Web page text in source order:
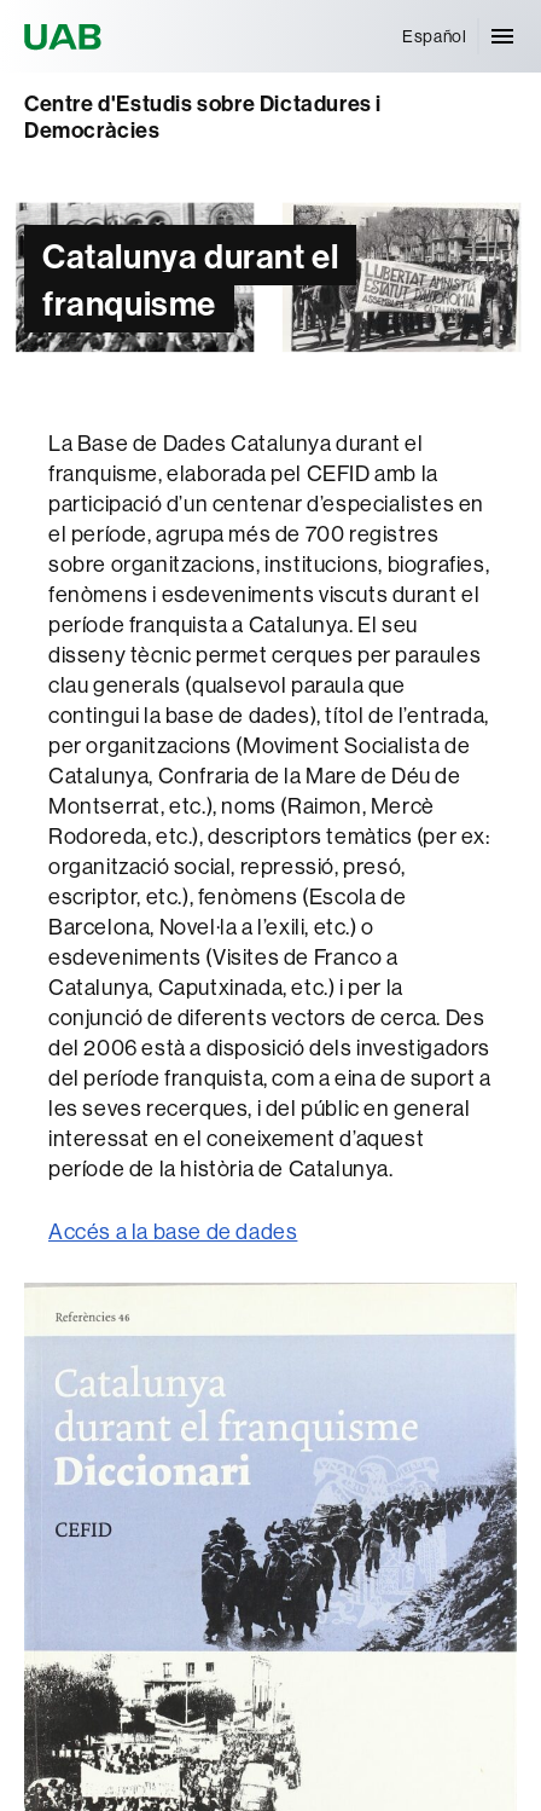
Español
Centre d'Estudis sobre Dictadures i
Democràcies
Catalunya durant el
franquisme
La Base de Dades Catalunya durant el
franquisme, elaborada pel CEFID amb la
participació d’un centenar d’especialistes en
el període, agrupa més de 700 registres
sobre organitzacions, institucions, biografies,
fenòmens i esdeveniments viscuts durant el
període franquista a Catalunya. El seu
disseny tècnic permet cerques per paraules
clau generals (qualsevol paraula que
contingui la base de dades), títol de l’entrada,
per organitzacions (Moviment Socialista de
Catalunya, Confraria de la Mare de Déu de
Montserrat, etc.), noms (Raimon, Mercè
Rodoreda, etc.), descriptors temàtics (per ex:
organització social, repressió, presó,
escriptor, etc.), fenòmens (Escola de
Barcelona, Novel·la a l’exili, etc.) o
esdeveniments (Visites de Franco a
Catalunya, Caputxinada, etc.) i per la
conjunció de diferents vectors de cerca. Des
del 2006 està a disposició dels investigadors
del període franquista, com a eina de suport a
les seves recerques, i del públic en general
interessat en el coneixement d’aquest
període de la història de Catalunya.
Accés a la base de dades